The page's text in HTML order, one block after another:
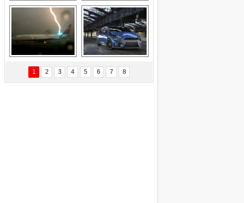
Savaş uçağı
pilotundan
muhteşem gösteri
Sony Alpha 7R II ön
inceleme
Delta uçağına
yıldırım çarptı
Ford Focus RS
(2015)
1 2 3 4 5 6 7 8